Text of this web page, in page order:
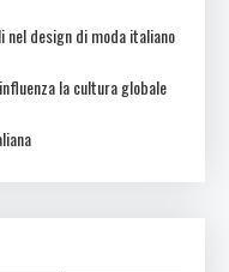
nel design di moda italiano
la cultura globale